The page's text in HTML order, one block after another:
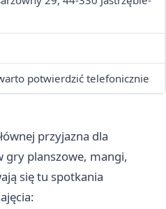
potwierdzić telefonicznie
przyjazna dla
gry planszowe, mangi,
się tu spotkania